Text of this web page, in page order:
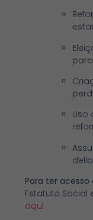
Uso
Para ter acesso
Estatuto Social
aqui.